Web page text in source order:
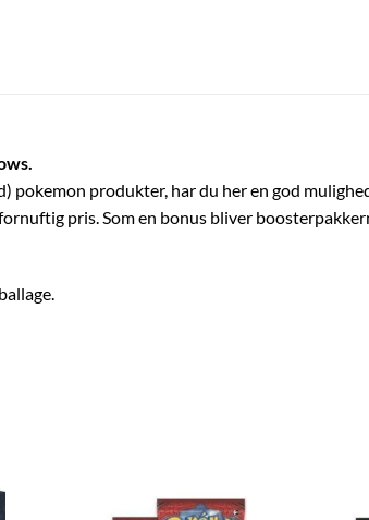
pokemon produkter, har du her en god
pris. Som en bonus bliver